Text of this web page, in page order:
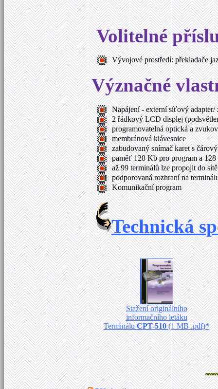
Volitelné
Vývojové prostředí: překladače
Význačné
Napájení - externí síťový
2 řádkový LCD displej
programovatelná optická a
membránová klávesnice
zabudovaný snímač karet s
paměť 128 Kb pro program a
až 99 terminálů lze propojit do
podporovaná rozhraní na
Komunikační program
Technická
Stažení originálního
informačního letáku
TermináluCPT-510(1 MB .pdf)*